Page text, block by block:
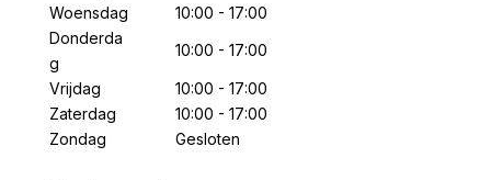
Woensdag
10:00 - 17:00
Donderda
g
10:00 - 17:00
Vrijdag
10:00 - 17:00
Zaterdag
10:00 - 17:00
Zondag
Gesloten